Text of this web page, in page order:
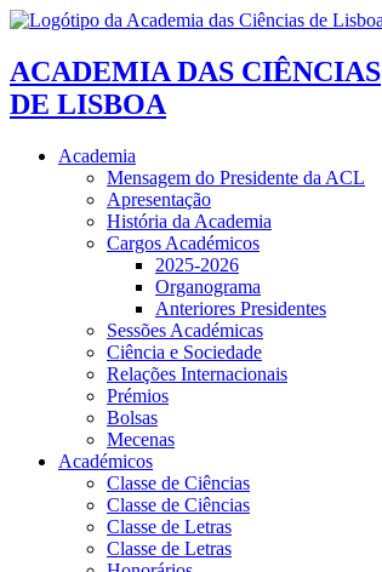
ACADEMIA DAS CIÊNCIAS
DE LISBOA
Academia
Mensagem do Presidente da ACL
Apresentação
História da Academia
Cargos Académicos
2025-2026
Organograma
Anteriores Presidentes
Sessões Académicas
Ciência e Sociedade
Relações Internacionais
Prémios
Bolsas
Mecenas
Académicos
Classe de Ciências
Classe de Ciências
Classe de Letras
Classe de Letras